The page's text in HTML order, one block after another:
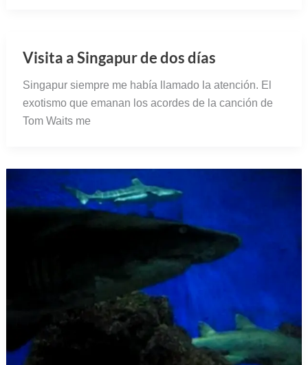
Visita a Singapur de dos días
Singapur siempre me había llamado la atención. El
exotismo que emanan los acordes de la canción de
Tom Waits me